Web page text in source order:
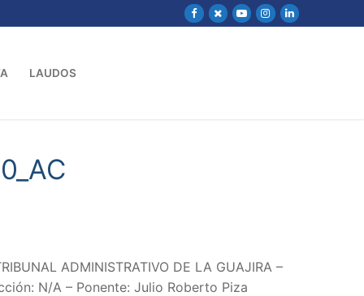
LAUDOS
ADMINISTRATIVO DE LA GUAJIRA –
N/A – Ponente: Julio Roberto Piza